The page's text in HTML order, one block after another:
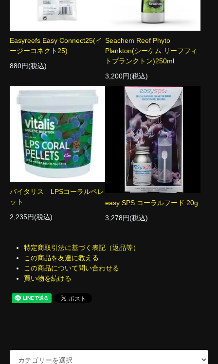
Easyreefs Easy Connect25(イ
ージーコネクト25)
880円(税込)
Seachem Reef Phyto
Plankton(シーケム リーフフィ
トプランクトン)250ml
3,200円(税込)
バイタリス LPSコーラルペレ
ット
2,235円(税込)
easy SPS コーラルフード 20g
3,278円(税込)
特定商取引法に基づく表記（返品等）
この商品を友達に教える
この商品について問い合わせる
買い物を続ける